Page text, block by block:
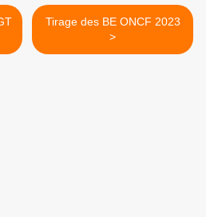
Tirage des BE ONCF 2023
>